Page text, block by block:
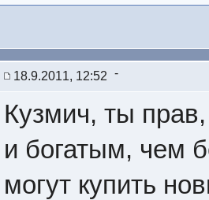
18.9.2011, 12:52
Кузмич, ты
и богатым, чем
могут купить